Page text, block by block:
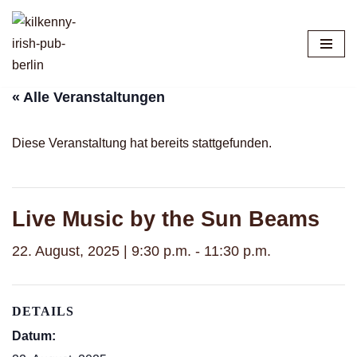
Zum
Inhalt
« Alle Veranstaltungen
Diese Veranstaltung hat bereits stattgefunden.
Live Music by the Sun Beams
22. August, 2025 | 9:30 p.m. - 11:30 p.m.
DETAILS
Datum: